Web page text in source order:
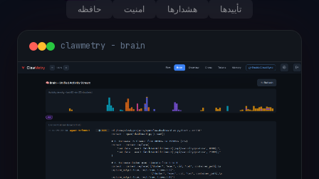
حافظه
امنیت هشدارها تأییدها
clawmetry - brain